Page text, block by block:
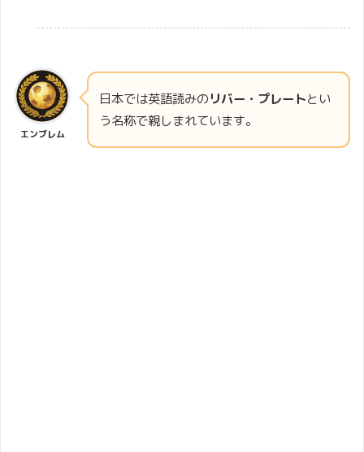
エンブレム
日本では英語読みのリバー・プレートとい
う名称で親しまれています。